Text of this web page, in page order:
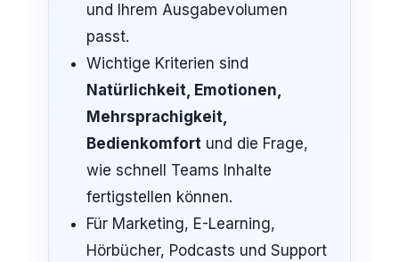
und Ihrem Ausgabevolumen
passt.
Wichtige Kriterien sind
Natürlichkeit, Emotionen,
Mehrsprachigkeit,
Bedienkomfort und die Frage,
wie schnell Teams Inhalte
fertigstellen können.
Für Marketing, E-Learning,
Hörbücher, Podcasts und Support